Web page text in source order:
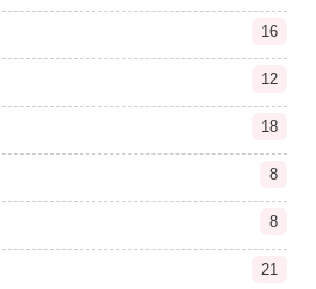
16
12
18
8
8
21